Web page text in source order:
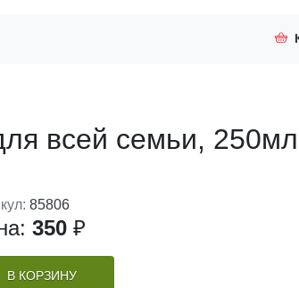
всей семьи, 250мл
85806
350 ₽
В КОРЗИНУ